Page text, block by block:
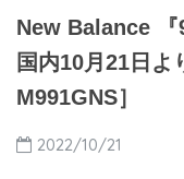
New Balance
国内10月21日
M991GNS］
2022/10/21